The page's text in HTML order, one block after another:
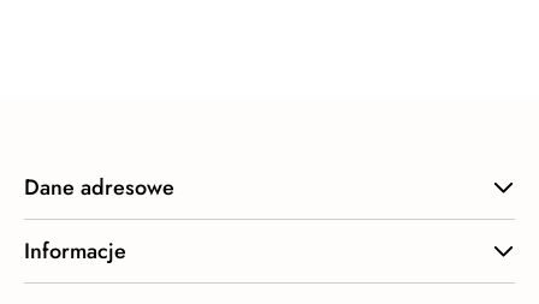
Dane adresowe
Informacje